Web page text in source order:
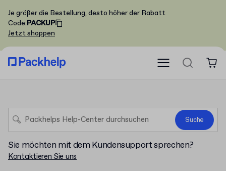
Je größer die Bestellung, desto höher der Rabatt
Code:PACKUP
Jetzt shoppen
Suche
Sie möchten mit dem Kundensupport sprechen?
Kontaktieren Sie uns